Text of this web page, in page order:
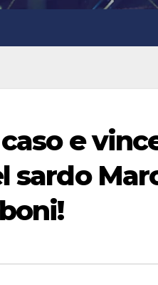
e
sardo